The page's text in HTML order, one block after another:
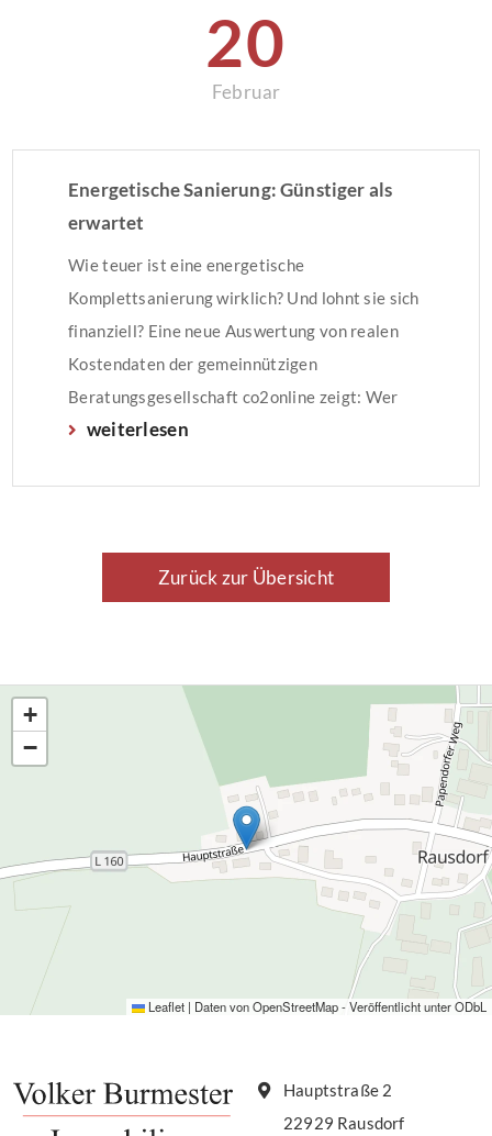
20
Februar
Energetische Sanierung: Günstiger als
erwartet
Wie teuer ist eine energetische
Komplettsanierung wirklich? Und lohnt sie sich
finanziell? Eine neue Auswertung von realen
Kostendaten der gemeinnützigen
Beratungsgesellschaft co2online zeigt: Wer
sein Einfamilienhaus energetisch modernisiert,
weiterlesen
Zurück zur Übersicht
+
−
Leaflet | Daten vonOpenStreetMap- Veröffentlicht unterODbL
Hauptstraße 2
22929 Rausdorf